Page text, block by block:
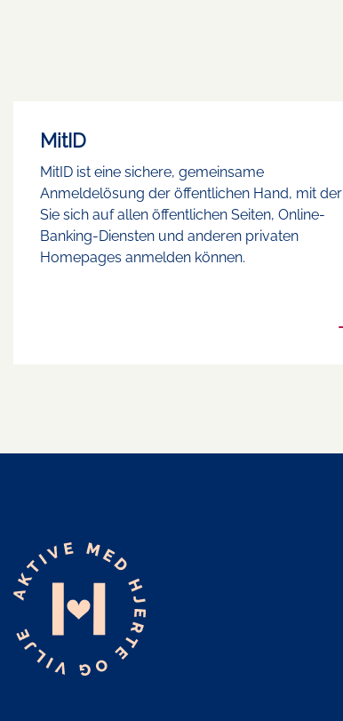
MitID
MitID ist eine sichere, gemeinsame
Anmeldelösung der öffentlichen Hand, mit der
Sie sich auf allen öffentlichen Seiten, Online-
Banking-Diensten und anderen privaten
Homepages anmelden können.